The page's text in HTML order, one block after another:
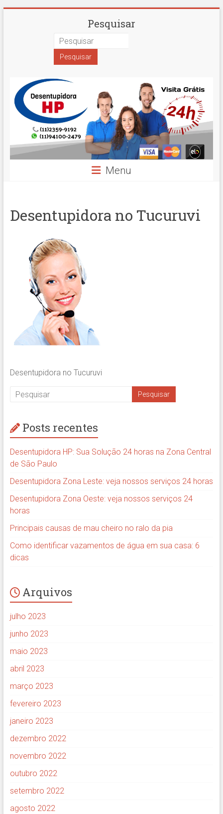
Desentupidora
Paulo
Hidro
Prime
Pesquisar
Menu
Desentupidora no Tucuruvi
Desentupidora no Tucuruvi
Posts recentes
Desentupidora HP: Sua Solução 24 horas na Zona Central
de São Paulo
Desentupidora Zona Leste: veja nossos serviços 24 horas
Desentupidora Zona Oeste: veja nossos serviços 24
horas
Principais causas de mau cheiro no ralo da pia
Como identificar vazamentos de água em sua casa: 6
dicas
Arquivos
julho 2023
junho 2023
maio 2023
abril 2023
março 2023
fevereiro 2023
janeiro 2023
dezembro 2022
novembro 2022
outubro 2022
setembro 2022
agosto 2022